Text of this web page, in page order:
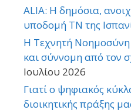
ALIA: Η δημόσια,
υποδομή ΤΝ της
Η Τεχνητή Νοημοσύνη
και σύννομη από τον
Ιουλίου 2026
Γιατί ο ψηφιακός
διοικητικής πράξης